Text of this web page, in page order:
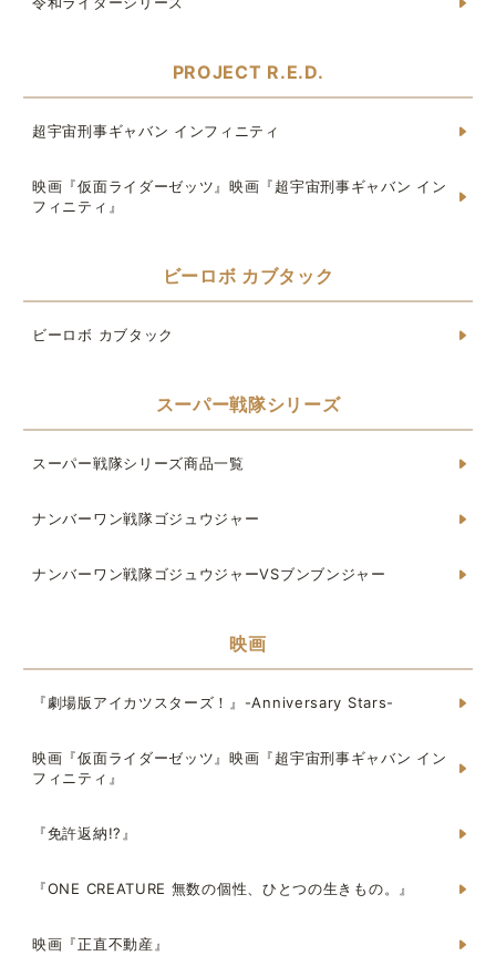
PROJECT R.E.D.
超宇宙刑事ギャバン インフィニティ
映画『仮面ライダーゼッツ』映画『超宇宙刑事ギャバン イン
フィニティ』
ビーロボ カブタック
ビーロボ カブタック
スーパー戦隊シリーズ
スーパー戦隊シリーズ商品一覧
ナンバーワン戦隊ゴジュウジャー
ナンバーワン戦隊ゴジュウジャーVSブンブンジャー
映画
『劇場版アイカツスターズ！』-Anniversary Stars-
映画『仮面ライダーゼッツ』映画『超宇宙刑事ギャバン イン
フィニティ』
『免許返納!?』
『ONE CREATURE 無数の個性、ひとつの生きもの。』
映画『正直不動産』